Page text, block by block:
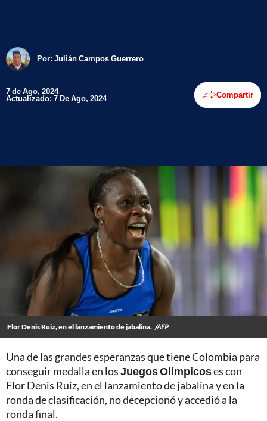
Por: Julián Campos Guerrero
7 de Ago, 2024
Actualizado: 7 De Ago, 2024 Compartir
Flor Denis Ruiz, en el lanzamiento de jabalina. /AFP
Una de las grandes esperanzas que tiene Colombia para
conseguir medalla en losJuegos Olímpicoses con
Flor Denis Ruiz, en el lanzamiento de jabalina y en la
ronda de clasificación, no decepcionó y accedió a la
ronda final.